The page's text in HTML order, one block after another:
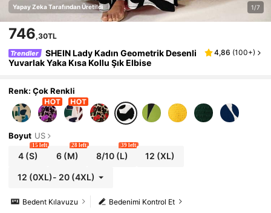
Yapay Zeka Tarafından Üretildi 1/7
746,30TL
Trendler
SHEIN Lady Kadın Geometrik Desenli
Yuvarlak Yaka Kısa Kollu Şık Elbise
4,86 (100+)
Renk: Çok Renkli
Boyut US
4 (S)
15 left
6 (M)
28 left
8/10(L)
39 left
12 (XL)
12 (0XL)- 20 (4XL)
Bedenimi Kontrol Et
Bedent Kılavuzu